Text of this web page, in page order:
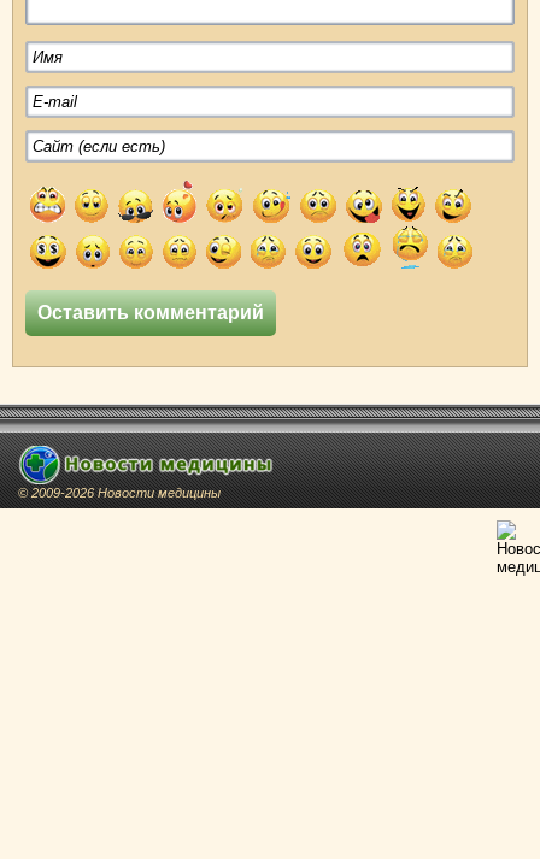
© 2009-2026 Новости медицины